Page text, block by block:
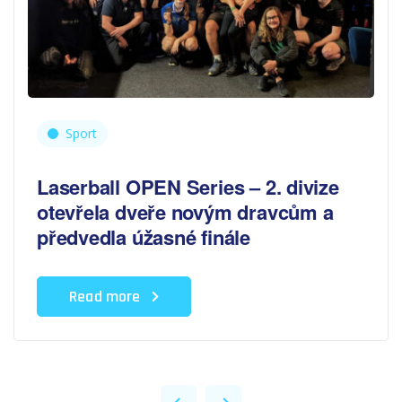
Sport
Laserball OPEN Series – 2. divize
otevřela dveře novým dravcům a
předvedla úžasné finále
Read more